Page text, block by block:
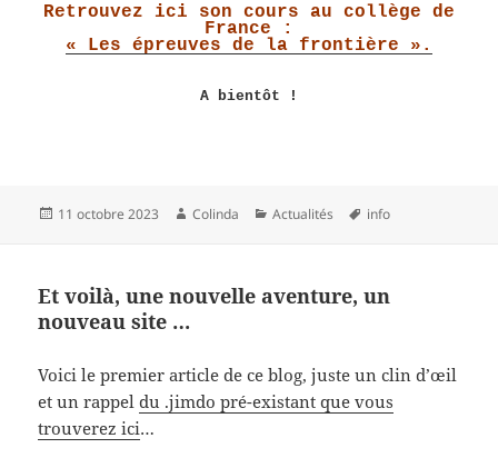
Retrouvez ici son cours au collège de
France :
« Les épreuves de la frontière ».
A bientôt !
Publié
11 octobre 2023 Auteur
Colinda Catégories
Actualités
Mots-
info
Et voilà, une nouvelle aventure, un
nouveau site …
Voici le premier article de ce blog, juste un clin d’œil
et un rappeldu .jimdo pré-existant que vous
trouverez ici…